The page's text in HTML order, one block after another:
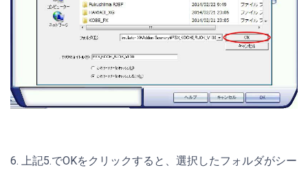
6. 上記5.でOKをクリックすると、選択したフォルダがシー